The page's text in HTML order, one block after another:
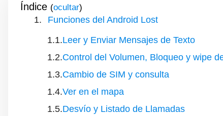
Índice ( )
Funciones del Android Lost
Leer y Enviar Mensajes de Texto
Control del Volumen, Bloqueo y wipe
Cambio de SIM y consulta
Ver en el mapa
Desvío y Listado de Llamadas